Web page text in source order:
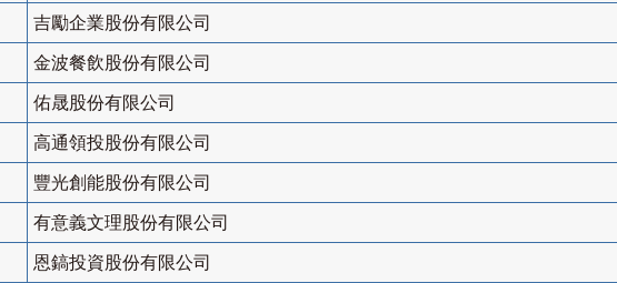
吉勵企業股份有限公司
金波餐飲股份有限公司
佑晟股份有限公司
高通領投股份有限公司
豐光創能股份有限公司
有意義文理股份有限公司
恩鎬投資股份有限公司